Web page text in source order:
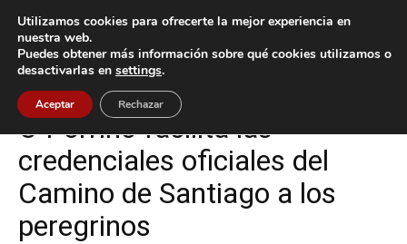
Inicio O Porriño
O Porriño
O Porriño facilita las
credenciales oficiales del
Camino de Santiago a los
peregrinos
Utilizamos cookies para ofrecerte la mejor experiencia en
nuestra web.
Puedes obtener más información sobre qué cookies utilizamos o
desactivarlas en settings.
Aceptar Rechazar